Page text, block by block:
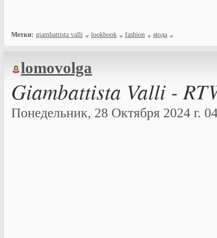
Метки: giambattista valli lookbook fashion мода
lomovolga
Giambattista Valli -
Понедельник, 28 Октября 2024 г.